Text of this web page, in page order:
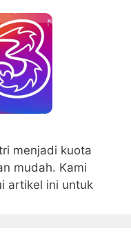
menjadi kuota
mudah. Kami
artikel ini untuk